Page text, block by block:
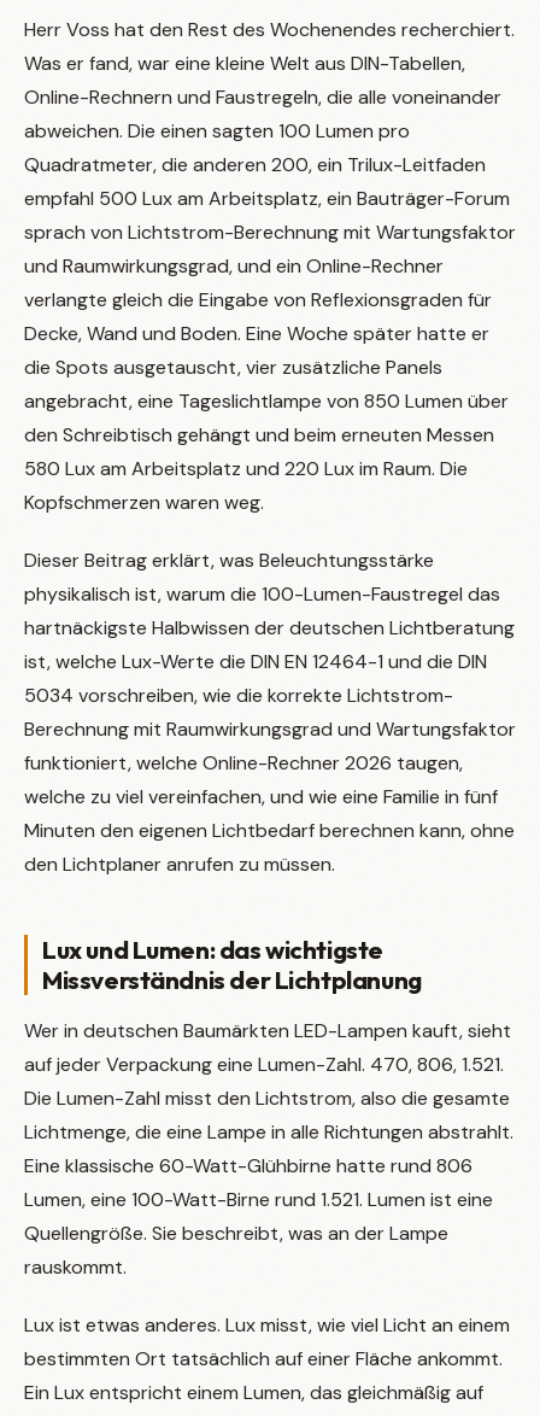
Herr Voss hat den Rest des Wochenendes recherchiert.
Was er fand, war eine kleine Welt aus DIN-Tabellen,
Online-Rechnern und Faustregeln, die alle voneinander
abweichen. Die einen sagten 100 Lumen pro
Quadratmeter, die anderen 200, ein Trilux-Leitfaden
empfahl 500 Lux am Arbeitsplatz, ein Bauträger-Forum
sprach von Lichtstrom-Berechnung mit Wartungsfaktor
und Raumwirkungsgrad, und ein Online-Rechner
verlangte gleich die Eingabe von Reflexionsgraden für
Decke, Wand und Boden. Eine Woche später hatte er
die Spots ausgetauscht, vier zusätzliche Panels
angebracht, eine Tageslichtlampe von 850 Lumen über
den Schreibtisch gehängt und beim erneuten Messen
580 Lux am Arbeitsplatz und 220 Lux im Raum. Die
Kopfschmerzen waren weg.
Dieser Beitrag erklärt, was Beleuchtungsstärke
physikalisch ist, warum die 100-Lumen-Faustregel das
hartnäckigste Halbwissen der deutschen Lichtberatung
ist, welche Lux-Werte die DIN EN 12464-1 und die DIN
5034 vorschreiben, wie die korrekte Lichtstrom-
Berechnung mit Raumwirkungsgrad und Wartungsfaktor
funktioniert, welche Online-Rechner 2026 taugen,
welche zu viel vereinfachen, und wie eine Familie in fünf
Minuten den eigenen Lichtbedarf berechnen kann, ohne
den Lichtplaner anrufen zu müssen.
Lux und Lumen: das wichtigste
Missverständnis der Lichtplanung
Wer in deutschen Baumärkten LED-Lampen kauft, sieht
auf jeder Verpackung eine Lumen-Zahl. 470, 806, 1.521.
Die Lumen-Zahl misst den Lichtstrom, also die gesamte
Lichtmenge, die eine Lampe in alle Richtungen abstrahlt.
Eine klassische 60-Watt-Glühbirne hatte rund 806
Lumen, eine 100-Watt-Birne rund 1.521. Lumen ist eine
Quellengröße. Sie beschreibt, was an der Lampe
rauskommt.
Lux ist etwas anderes. Lux misst, wie viel Licht an einem
bestimmten Ort tatsächlich auf einer Fläche ankommt.
Ein Lux entspricht einem Lumen, das gleichmäßig auf